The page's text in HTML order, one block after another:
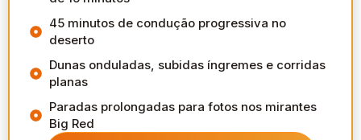
45 minutos de condução progressiva no
deserto
Dunas onduladas, subidas íngremes e corridas
planas
Paradas prolongadas para fotos nos mirantes
Big Red